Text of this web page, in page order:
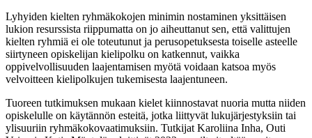
Lyhyiden kielten ryhmäkokojen minimin nostaminen yksittäisen
lukion resurssista riippumatta on jo aiheuttanut sen, että valittujen
kielten ryhmiä ei ole toteutunut ja perusopetuksesta toiselle asteelle
siirtyneen opiskelijan kielipolku on katkennut, vaikka
oppivelvollisuuden laajentamisen myötä voidaan katsoa myös
velvoitteen kielipolkujen tukemisesta laajentuneen.
Tuoreen tutkimuksen mukaan kielet kiinnostavat nuoria mutta niiden
opiskelulle on käytännön esteitä, jotka liittyvät lukujärjestyksiin tai
ylisuuriin ryhmäkokovaatimuksiin. Tutkijat Karoliina Inha, Outi